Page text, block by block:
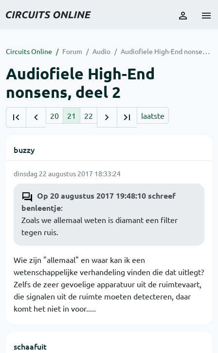
Circuits Online Forum Audio Audiofiele High-End nonsens, deel 2
Audiofiele High-End
nonsens, deel 2
20 21 22 laatste
buzzy
dinsdag 22 augustus 2017 18:33:24
Op 20 augustus 2017 19:48:10 schreef
benleentje:
Zoals we allemaal weten is diamant een filter
tegen ruis.
Wie zijn "allemaal" en waar kan ik een
wetenschappelijke verhandeling vinden die dat uitlegt?
Zelfs de zeer gevoelige apparatuur uit de ruimtevaart,
die signalen uit de ruimte moeten detecteren, daar
komt het niet in voor.....
schaafuit